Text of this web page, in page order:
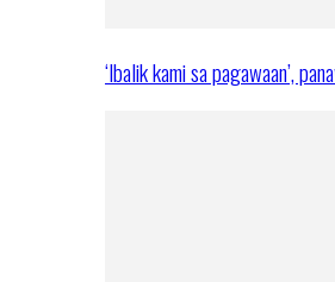
‘Ibalik kami sa pagawaan’,